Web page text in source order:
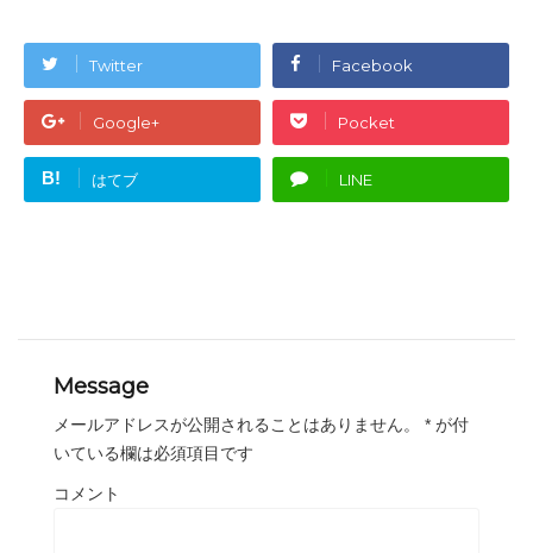
Twitter Facebook
Google+ Pocket
B! はてブ LINE
Message
メールアドレスが公開されることはありません。 * が付
いている欄は必須項目です
コメント